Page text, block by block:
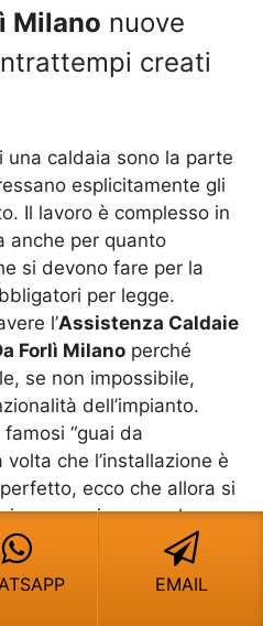
Milano nuove
creati
una caldaia sono la parte
esplicitamente gli
Il lavoro è complesso in
anche per quanto
si devono fare per la
per legge.
l’Assistenza Caldaie
Forlì Milano perché
se non impossibile,
dell’impianto.
“guai da
volta che l’installazione è
ecco che allora si
e capire come la
le levette, si girano i
che sono in
sfalsare le regolazioni
EMAIL